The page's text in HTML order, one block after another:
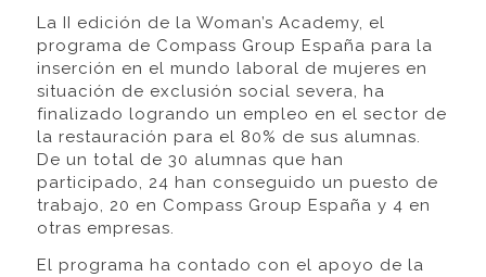
La II edición de la Woman’s Academy, el
programa de Compass Group España para la
inserción en el mundo laboral de mujeres en
situación de exclusión social severa, ha
finalizado logrando un empleo en el sector de
la restauración para el 80% de sus alumnas.
De un total de 30 alumnas que han
participado, 24 han conseguido un puesto de
trabajo, 20 en Compass Group España y 4 en
otras empresas.
El programa ha contado con el apoyo de la